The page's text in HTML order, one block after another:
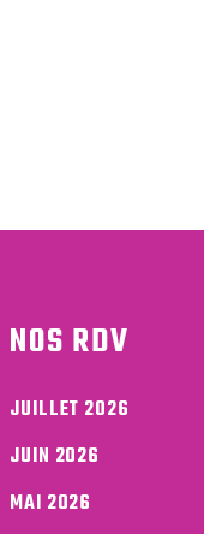
NOS RDV
JUILLET 2026
JUIN 2026
MAI 2026